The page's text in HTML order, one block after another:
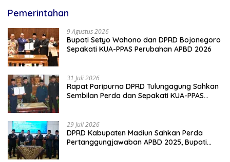
Pemerintahan
9 Agustus 2026
Bupati Setyo Wahono dan DPRD Bojonegoro
Sepakati KUA-PPAS Perubahan APBD 2026
31 Juli 2026
Rapat Paripurna DPRD Tulungagung Sahkan
Sembilan Perda dan Sepakati KUA-PPAS
29 Juli 2026
DPRD Kabupaten Madiun Sahkan Perda
Pertanggungjawaban APBD 2025, Bupati